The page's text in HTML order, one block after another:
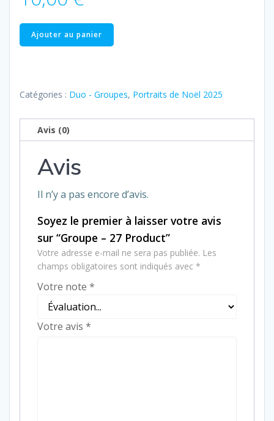
quantité
de
27
Ajouter au panier
Catégories : Duo - Groupes, Portraits de Noël 2025
Avis (0)
Avis
Il n’y a pas encore d’avis.
Soyez le premier à laisser votre avis
sur “Groupe – 27 Product”
Votre adresse e-mail ne sera pas publiée. Les
champs obligatoires sont indiqués avec *
Votre note *
Votre avis *